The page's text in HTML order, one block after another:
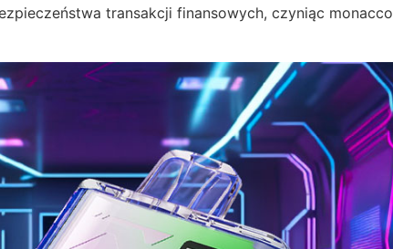
transakcji finansowych, czyniąc monacco